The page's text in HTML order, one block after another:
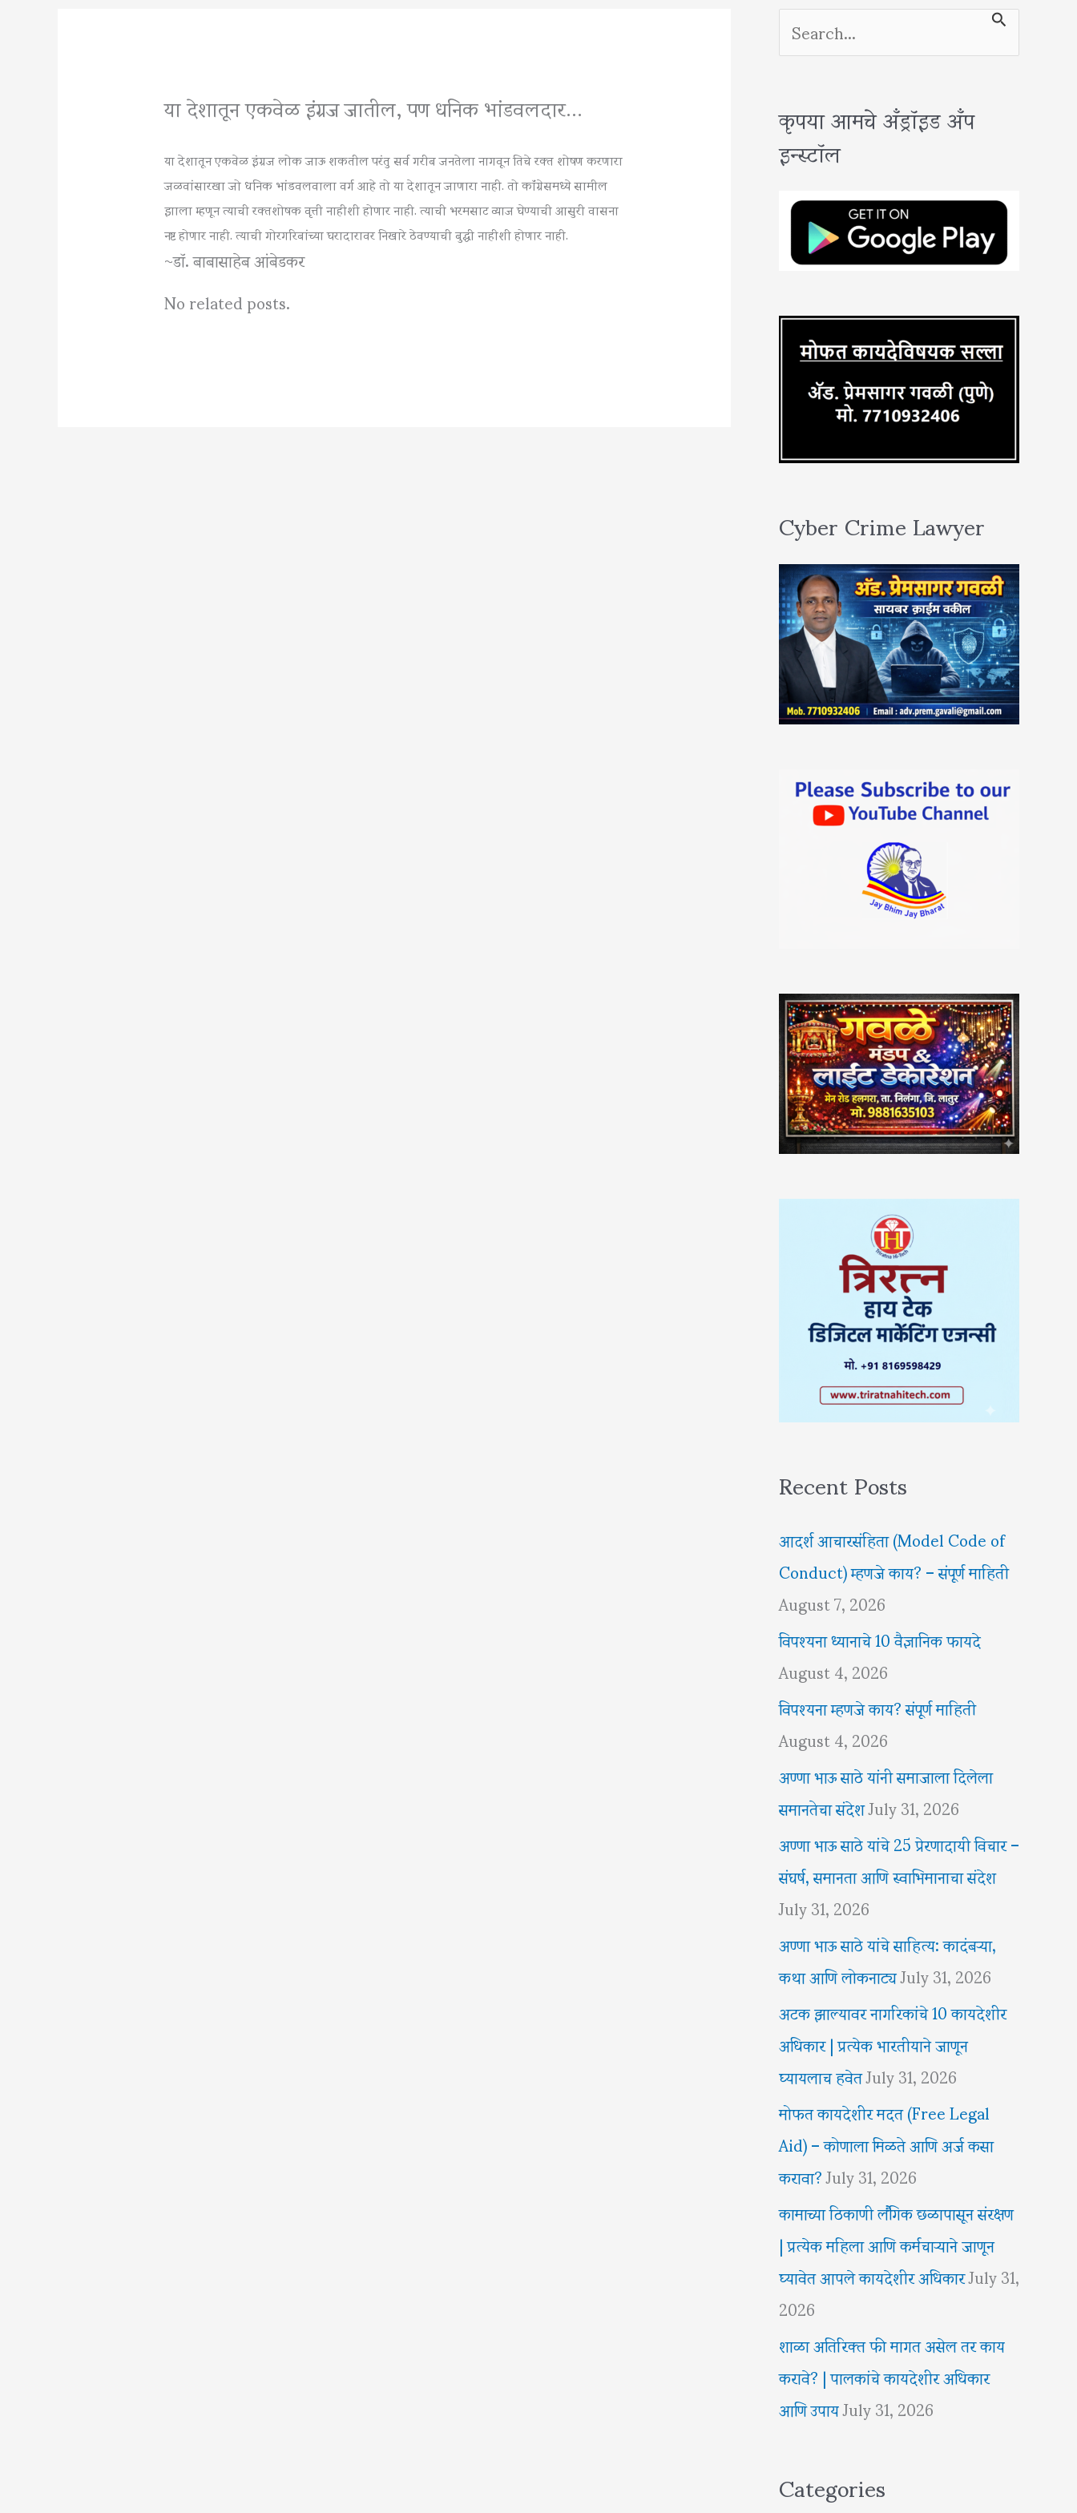
या देशातून एकवेळ इंग्रज जातील, पण धनिक भांडवलदार…
या देशातून एकवेळ इंग्रज लोक जाऊ शकतील परंतु सर्व गरीब जनतेला नागवून तिचे रक्त शोषण करणारा
जळवांसारखा जो धनिक भांडवलवाला वर्ग आहे तो या देशातून जाणारा नाही. तो कॉंग्रेसमध्ये सामील
झाला म्हणून त्याची रक्तशोषक वृत्ती नाहीशी होणार नाही. त्याची भरमसाट व्याज घेण्याची आसुरी वासना
नष्ट होणार नाही. त्याची गोरगरिबांच्या घरादारावर निखारे ठेवण्याची बुद्धी नाहीशी होणार नाही.
~डॉ. बाबासाहेब आंबेडकर
No related posts.
S
e
r
c
:
कृपया आमचे अँड्रॉइड अँप
इन्स्टॉल
Cyber Crime Lawyer
Recent Posts
आदर्श आचारसंहिता (Model Code of
Conduct) म्हणजे काय? – संपूर्ण माहिती
August 7, 2026
विपश्यना ध्यानाचे 10 वैज्ञानिक फायदे
August 4, 2026
विपश्यना म्हणजे काय? संपूर्ण माहिती
August 4, 2026
अण्णा भाऊ साठे यांनी समाजाला दिलेला
समानतेचा संदेशJuly 31, 2026
अण्णा भाऊ साठे यांचे 25 प्रेरणादायी विचार –
संघर्ष, समानता आणि स्वाभिमानाचा संदेश
July 31, 2026
अण्णा भाऊ साठे यांचे साहित्य: कादंबऱ्या,
कथा आणि लोकनाट्यJuly 31, 2026
अटक झाल्यावर नागरिकांचे 10 कायदेशीर
अधिकार | प्रत्येक भारतीयाने जाणून
घ्यायलाच हवेतJuly 31, 2026
मोफत कायदेशीर मदत (Free Legal
Aid) – कोणाला मिळते आणि अर्ज कसा
करावा?July 31, 2026
कामाच्या ठिकाणी लैंगिक छळापासून संरक्षण
| प्रत्येक महिला आणि कर्मचाऱ्याने जाणून
घ्यावेत आपले कायदेशीर अधिकारJuly 31,
2026
शाळा अतिरिक्त फी मागत असेल तर काय
करावे? | पालकांचे कायदेशीर अधिकार
आणि उपायJuly 31, 2026
Categories